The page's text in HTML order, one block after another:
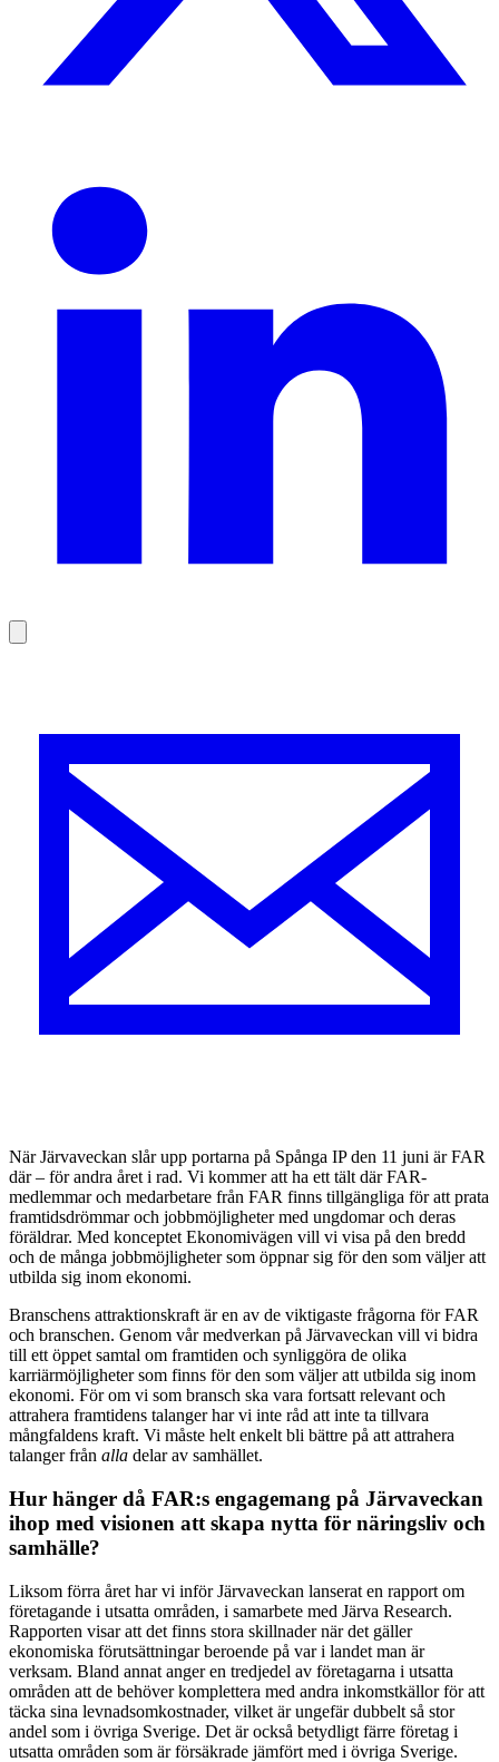
När Järvaveckan slår upp portarna på Spånga IP den 11 juni är FAR
där – för andra året i rad. Vi kommer att ha ett tält där FAR-
medlemmar och medarbetare från FAR finns tillgängliga för att prata
framtidsdrömmar och jobbmöjligheter med ungdomar och deras
föräldrar. Med konceptet Ekonomivägen vill vi visa på den bredd
och de många jobbmöjligheter som öppnar sig för den som väljer att
utbilda sig inom ekonomi.
Branschens attraktionskraft är en av de viktigaste frågorna för FAR
och branschen. Genom vår medverkan på Järvaveckan vill vi bidra
till ett öppet samtal om framtiden och synliggöra de olika
karriärmöjligheter som finns för den som väljer att utbilda sig inom
ekonomi. För om vi som bransch ska vara fortsatt relevant och
attrahera framtidens talanger har vi inte råd att inte ta tillvara
mångfaldens kraft. Vi måste helt enkelt bli bättre på att attrahera
talanger från alla delar av samhället.
Hur hänger då FAR:s engagemang på Järvaveckan
ihop med visionen att skapa nytta för näringsliv och
samhälle?
Liksom förra året har vi inför Järvaveckan lanserat en rapport om
företagande i utsatta områden, i samarbete med Järva Research.
Rapporten visar att det finns stora skillnader när det gäller
ekonomiska förutsättningar beroende på var i landet man är
verksam. Bland annat anger en tredjedel av företagarna i utsatta
områden att de behöver komplettera med andra inkomstkällor för att
täcka sina levnadsomkostnader, vilket är ungefär dubbelt så stor
andel som i övriga Sverige. Det är också betydligt färre företag i
utsatta områden som är försäkrade jämfört med i övriga Sverige.